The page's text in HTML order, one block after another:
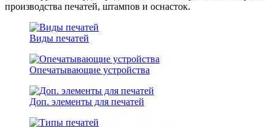
производства печатей, штампов и оснасток.
Виды печатей
Опечатывающие устройства
Доп. элементы для печатей